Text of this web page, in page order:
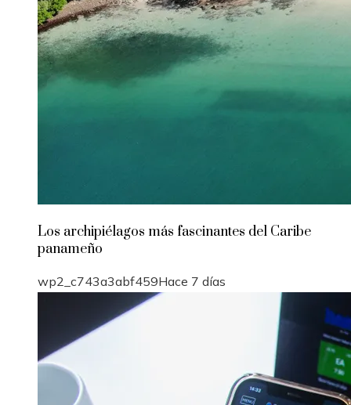
Los archipiélagos más fascinantes del Caribe
panameño
wp2_c743a3abf459Hace 7 días